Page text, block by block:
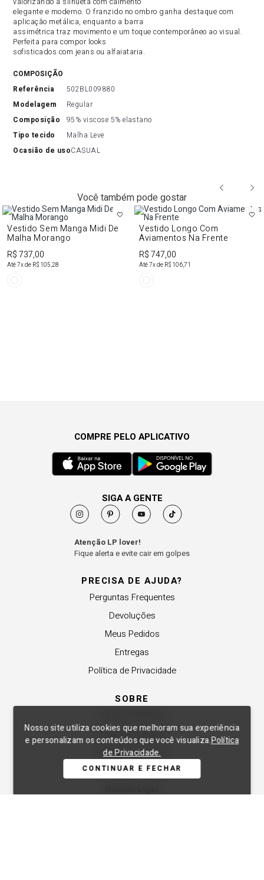
Nosso site utiliza cookies que melhoram sua experiência
e personalizam os conteúdos que você visualiza.Política
de Privacidade.
CONTINUAR E FECHAR
elegante e moderno. O franzido no ombro ganha destaque com
aplicação metálica, enquanto a barra
assimétrica traz movimento e um toque contemporâneo ao visual.
Perfeita para compor looks
sofisticados com jeans ou alfaiataria.
COMPOSIÇÃO
referência
502BL009880
modelagem
Regular
composição
95% viscose 5% elastano
tipo tecido
Malha Leve
ocasião de usoCASUAL
Você também pode gostar
Vestido Sem Manga Midi De
Malha Morango
R$ 737,00
Até7x de R$ 105,28
Vestido Longo Com
Aviamentos Na Frente
R$ 747,00
Até7x de R$ 106,71
PRECISA DE AJUDA?
Perguntas Frequentes
Devoluções
Meus Pedidos
Entregas
Política de Privacidade
SOBRE
Revender a Marca
Trabalhe Conosco
Compre Local
COMPRE PELO APLICATIVO
SIGA A GENTE
Atenção LP lover!
Fique alerta e evite cair em golpes